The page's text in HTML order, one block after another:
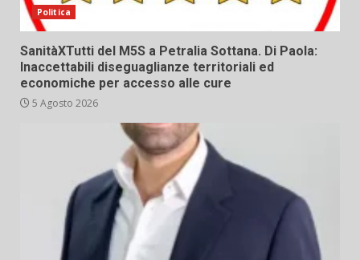
Politica
SanitàXTutti del M5S a Petralia Sottana. Di Paola:
Inaccettabili diseguaglianze territoriali ed
economiche per accesso alle cure
5 Agosto 2026